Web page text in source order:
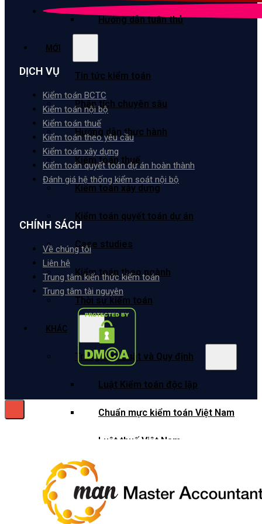
Hướng dẫn tuân thủ
MỚI
Tin tức kiểm toán
Phân tích chuyên sâu
Hướng dẫn thực hành
Kiểm toán thuế
Kiểm toán xây dựng
Kiểm toán quyết toán dự án
Case studies
Kiểm toán theo ngành
Thời sự kiểm toán
KHÁC
Trung tâm Luật và Quy định
Luật Kiểm toán độc lập
Chuẩn mực kiểm toán Việt Nam
Luật thuế Việt Nam
Quản lý nhà nước về kiểm toán
DỊCH VỤ
Kiểm toán BCTC
Kiểm toán nội bộ
Kiểm toán thuế
Kiểm toán theo yêu cầu
Kiểm toán xây dựng
Kiểm toán quyết toán dự án hoàn thành
Đánh giá hệ thống kiểm soát nội bộ
CHÍNH SÁCH
Về chúng tôi
Liên hệ
Trung tâm kiến thức kiểm toán
Trung tâm tài nguyên